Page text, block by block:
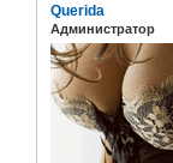
Querida
Администратор